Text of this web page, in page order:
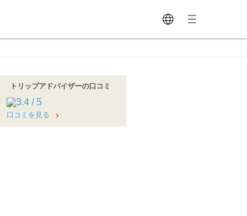
トリップアドバイザーの口コミ
口コミを見る